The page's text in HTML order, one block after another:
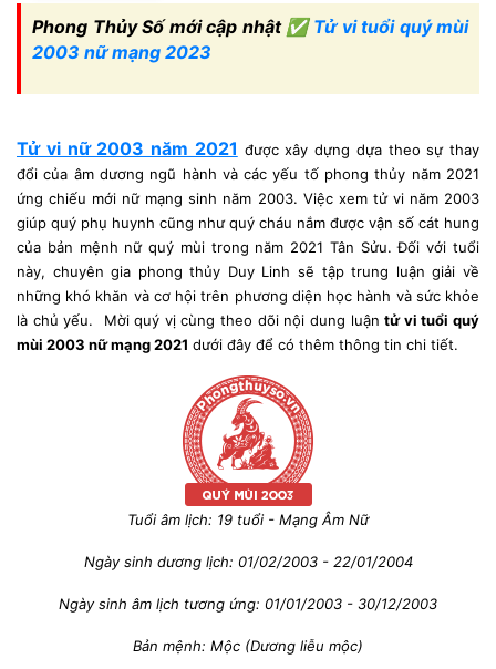
Phong Thủy Số mới cập nhật ✅ Tử vi tuổi quý mùi
2003 nữ mạng 2023
Tử vi nữ 2003 năm 2021 được xây dựng dựa theo sự thay
đổi của âm dương ngũ hành và các yếu tố phong thủy năm 2021
ứng chiếu mới nữ mạng sinh năm 2003. Việc xem tử vi năm 2003
giúp quý phụ huynh cũng như quý cháu nắm được vận số cát hung
của bản mệnh nữ quý mùi trong năm 2021 Tân Sửu. Đối với tuổi
này, chuyên gia phong thủy Duy Linh sẽ tập trung luận giải về
những khó khăn và cơ hội trên phương diện học hành và sức khỏe
là chủ yếu. Mời quý vị cùng theo dõi nội dung luậntử vi tuổi quý
mùi 2003 nữ mạng 2021 dưới đây để có thêm thông tin chi tiết.
Tuổi âm lịch: 19 tuổi - Mạng Âm Nữ
Ngày sinh dương lịch: 01/02/2003 - 22/01/2004
Ngày sinh âm lịch tương ứng: 01/01/2003 - 30/12/2003
Bản mệnh: Mộc (Dương liễu mộc)